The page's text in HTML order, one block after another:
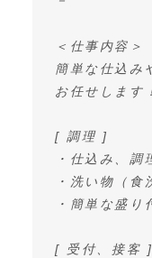
＜仕事内容＞
簡単な仕込み
お任せします
[ 調理 ]
・仕込み、調
・洗い物（食
・簡単な盛り
[ 受付、接客 ]